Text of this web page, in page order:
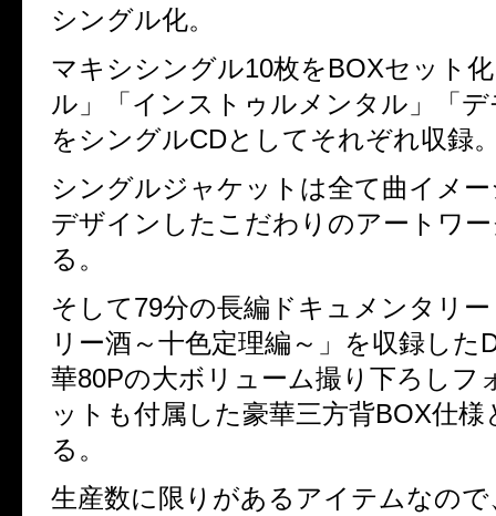
シングル化。
マキシシングル10枚をBOXセット
ル」「インストゥルメンタル」「
をシングルCDとしてそれぞれ収録
シングルジャケットは全て曲イメ
デザインしたこだわりのアートワ
る。
そして79分の長編ドキュメンタリ
リー酒～十色定理編～」を収録した
華80Pの大ボリューム撮り下ろしフ
ットも付属した豪華三方背BOX仕様
る。
生産数に限りがあるアイテムなの